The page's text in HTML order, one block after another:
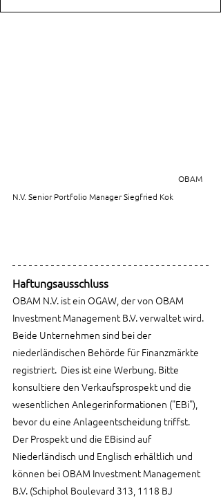
OBAM
N.V. Senior Portfolio Manager Siegfried Kok
Haftungsausschluss
OBAM N.V. ist ein OGAW, der von OBAM
Investment Management B.V. verwaltet wird.
Beide Unternehmen sind bei der
niederländischen Behörde für Finanzmärkte
registriert.  Dies ist eine Werbung. Bitte
konsultiere den Verkaufsprospekt und die
wesentlichen Anlegerinformationen ("EBi"),
bevor du eine Anlageentscheidung triffst.
Der Prospekt und die EBisind auf
Niederländisch und Englisch erhältlich und
können bei OBAM Investment Management
B.V. (Schiphol Boulevard 313, 1118 BJ